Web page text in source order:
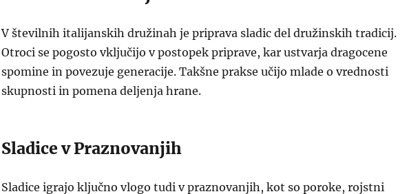
V številnih italijanskih družinah je priprava sladic del družinskih tradicij.
Otroci se pogosto vključijo v postopek priprave, kar ustvarja dragocene
spomine in povezuje generacije. Takšne prakse učijo mlade o vrednosti
skupnosti in pomena deljenja hrane.
Sladice v Praznovanjih
Sladice igrajo ključno vlogo tudi v praznovanjih, kot so poroke, rojstni